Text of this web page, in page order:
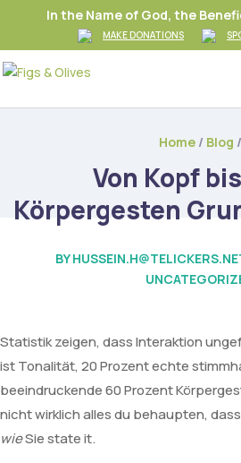
In the Name of God, the
MAKE DONATIONS
Home/ Blog /
Von Kopf
Körpergesten
BY
Statistik zeigen, dass Interaktion
ist Tonalität, 20 Prozent echte
beeindruckende 60 Prozent
nicht wirklich alles du behaupten,
wieSie state it.